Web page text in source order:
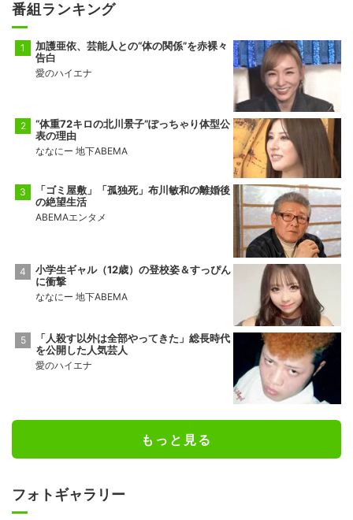
番組ランキング
加護亜依、芸能人との“体の関係”を赤裸々
告白
愛のハイエナ
“体重72キロの北川景子”ぽっちゃり体型公
表の理由
ななにー 地下ABEMA
「ゴミ屋敷」「孤独死」布川敏和の離婚後
の絶望生活
ABEMAエンタメ
小学生ギャル（12歳）の登校姿＆すっぴん
に衝撃
ななにー 地下ABEMA
「人殺す以外は全部やってきた」総長時代
を公開した人気芸人
愛のハイエナ
もっと見る
フォトギャラリー